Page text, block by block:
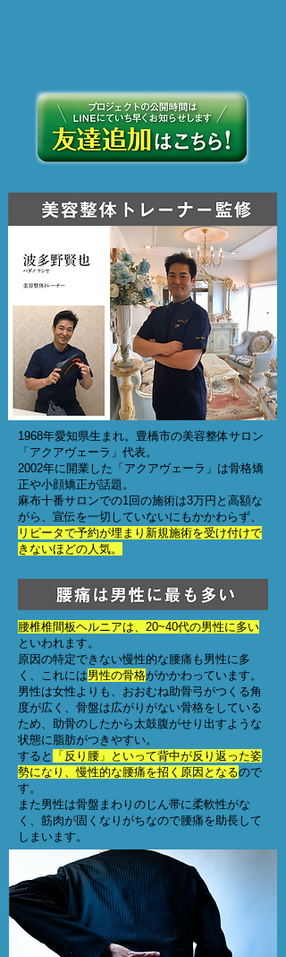
1968年愛知県生まれ。豊橋市の美容整体サロン
「アクアヴェーラ」代表。
2002年に開業した「アクアヴェーラ」は骨格矯
正や小顔矯正が話題。
麻布十番サロンでの1回の施術は3万円と高額な
がら、宣伝を一切していないにもかかわらず、
リピータで予約が埋まり新規施術を受け付けで
きないほどの人気。
腰椎椎間板ヘルニアは、20~40代の男性に多い
といわれます。
原因の特定できない慢性的な腰痛も男性に多
く、これには男性の骨格がかかわっています。
男性は女性よりも、おおむね助骨弓がつくる角
度が広く、骨盤は広がりがない骨格をしている
ため、助骨のしたから太鼓腹がせり出すような
状態に脂肪がつきやすい。
すると
「反り腰」といって背中が反り返った姿
勢になり、慢性的な腰痛を招く原因となるので
す。
また男性は骨盤まわりのじん帯に柔軟性がな
く、筋肉が固くなりがちなので腰痛を助長して
しまいます。